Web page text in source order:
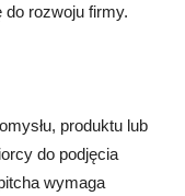
rozwoju firmy.
produktu lub
do podjęcia
wymaga